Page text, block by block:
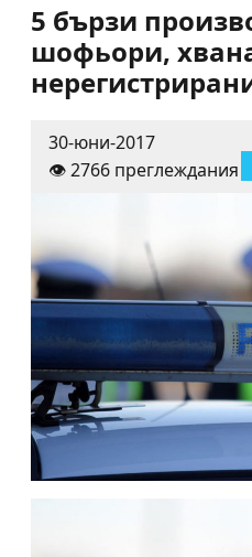
5 бързи
шофьори,
30-юни-2017
👁️ 2766 преглеждания